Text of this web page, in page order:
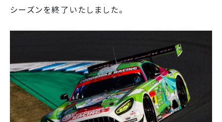
シーズンを終了いたしました。